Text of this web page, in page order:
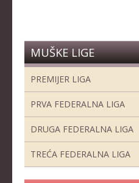
MUŠKE LIGE
PREMIJER LIGA
PRVA FEDERALNA LIGA
DRUGA FEDERALNA LIGA
TREĆA FEDERALNA LIGA